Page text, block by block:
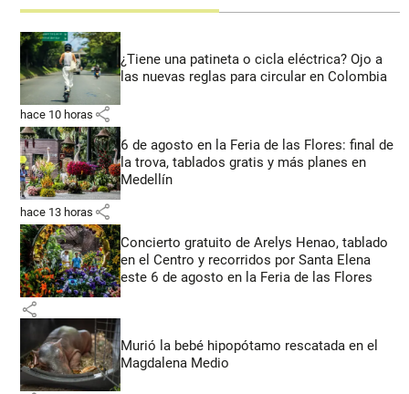
¿Tiene una patineta o cicla eléctrica? Ojo a
las nuevas reglas para circular en Colombia
hace 10 horas share
6 de agosto en la Feria de las Flores: final de
la trova, tablados gratis y más planes en
Medellín
hace 13 horas share
Concierto gratuito de Arelys Henao, tablado
en el Centro y recorridos por Santa Elena
este 6 de agosto en la Feria de las Flores
share
Murió la bebé hipopótamo rescatada en el
Magdalena Medio